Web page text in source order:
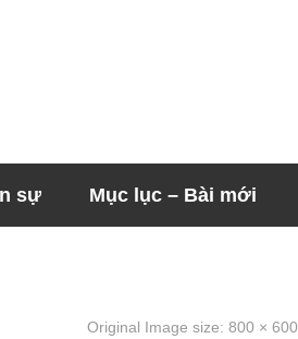
sự Mục lục – Bài mới
Original Image size: 800 × 600